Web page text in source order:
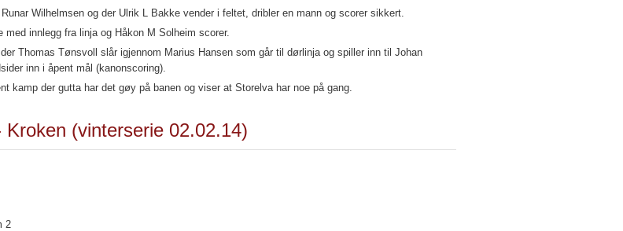
Wilhelmsen og der Ulrik L Bakke vender i feltet, dribler en mann og scorer sikkert.
med innlegg fra linja og Håkon M Solheim scorer.
Thomas Tønsvoll slår igjennom Marius Hansen som går til dørlinja og spiller inn til Johan
inn i åpent mål (kanonscoring).
kamp der gutta har det gøy på banen og viser at Storelva har noe på gang.
Kroken (vinterserie 02.02.14)
2